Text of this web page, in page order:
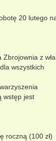
20 lutego
z
wszystkich
wstęp jest
roczną (100 zł)